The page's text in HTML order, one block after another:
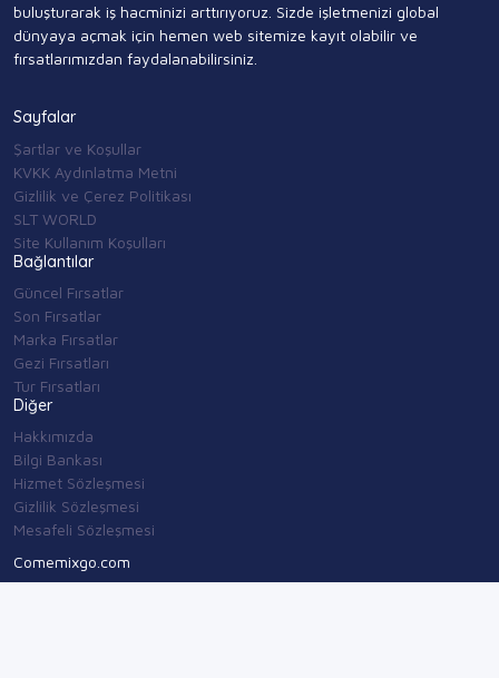
buluşturarak iş hacminizi arttırıyoruz. Sizde işletmenizi global
dünyaya açmak için hemen web sitemize kayıt olabilir ve
fırsatlarımızdan faydalanabilirsiniz.
Sayfalar
Şartlar ve Koşullar
KVKK Aydınlatma Metni
Gizlilik ve Çerez Politikası
SLT WORLD
Site Kullanım Koşulları
Bağlantılar
Güncel Fırsatlar
Son Fırsatlar
Marka Fırsatlar
Gezi Fırsatları
Tur Fırsatları
Diğer
Hakkımızda
Bilgi Bankası
Hizmet Sözleşmesi
Gizlilik Sözleşmesi
Mesafeli Sözleşmesi
Comemixgo.com